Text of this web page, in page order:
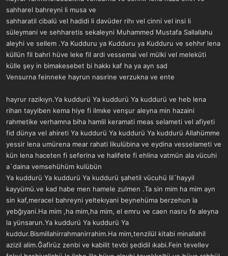
sahharel bahreyni li musa ve
sahharatil cibalü vel hadidi li davüder rihı vel cinni vel insi li
süleymani ve sehharetis sekaleyni Muhammed Mustafa Sallallahu
aleyhi ve sellem .Ya Kudduru ya Kudduru ya Kudduru ve sehhır lena
küllün fil bahri hüve leke fil ardi vessemai vel mülki vel meleküti
külle şey in bimakesebet bi hakkı kaf ha ya ayn sad
Vensurna feinneke hayrun nasırine verzukna ve ente
hayrur razikıyn.Ya kuddurü Ya kuddurü Ya kuddurü ve heb lena
rihan tayyiben kema hiye fi ilmıke venşur aleyna min hazaini
rahmetike verhamna biha hamlil keramati meas selameti vel afiyeti
fid dünya vel ahireti Ya kuddurü Ya kuddurü Ya kuddurü Allahümme
yessir lena umürena mear rahati likulübina ve eydina vesselameti ve
kün lena haceten fi seferina ve halifete fi ehlina vatmün ala vücuhi
a`daina vemsehühüm kulübün
Ya kuddurü Ya kuddurü Ya kuddurü şahetil vücuhü lil`hayyil
kayyümü.ve kad habe men hamele zulmen .Ta sin mim ha mim ayn
sin kaf,meracel bahreyni yeltekıyani beynehüma berzehun la
yebğıyani.Ha mim ,ha mim,ha mim, el emru ve caen nasru fe aleyna
la yünsarun.Ya kuddurü Ya kuddurü Ya
kuddur.Bismillahirrahmanirrahim.Ha mim,tenzilül kitabi minallahil
azizil alim.Ğafirüz zenbi ve kabilit tevbi şedidil ıkabi.Fein tevellev